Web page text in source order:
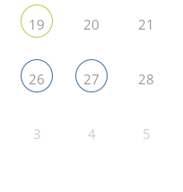
19 20 21
26 27 28
3 4 5